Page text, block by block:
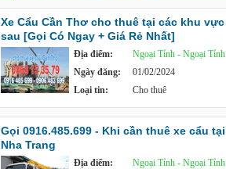
Xe Cẩu Cần Thơ cho thuê tại các khu vực
sau [Gọi Có Ngay + Giá Rẻ Nhất]
Địa điểm:
Ngoại Tỉnh - Ngoại Tỉnh
Ngày đăng:
01/02/2024
Loại tin:
Cho thuê
Gọi 0916.485.699 - Khi cần thuê xe cẩu tại
Nha Trang
Địa điểm:
Ngoại Tỉnh - Ngoại Tỉnh